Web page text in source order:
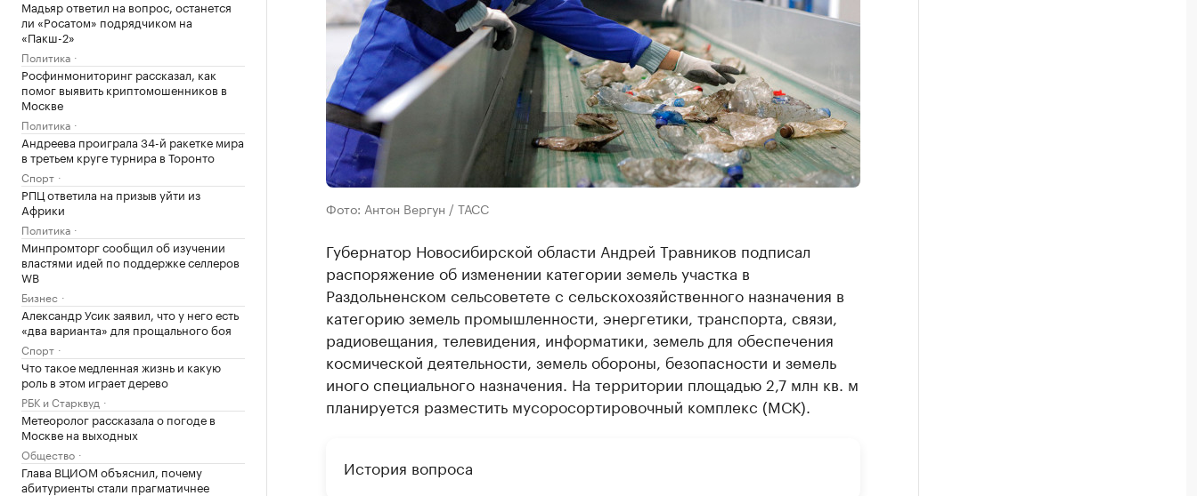
Мадьяр ответил на вопрос, останется
ли «Росатом» подрядчиком на
«Пакш-2»
Политика
Росфинмониторинг рассказал, как
помог выявить криптомошенников в
Москве
Политика
Андреева проиграла 34-й ракетке мира
в третьем круге турнира в Торонто
Спорт
РПЦ ответила на призыв уйти из
Африки
Политика
Минпромторг сообщил об изучении
властями идей по поддержке селлеров
WB
Бизнес
Александр Усик заявил, что у него есть
«два варианта» для прощального боя
Спорт
Что такое медленная жизнь и какую
роль в этом играет дерево
РБК и Старквуд
Метеоролог рассказала о погоде в
Москве на выходных
Общество
Глава ВЦИОМ объяснил, почему
абитуриенты стали прагматичнее
Фото: Антон Вергун / ТАСС
Губернатор Новосибирской области Андрей Травников подписал
распоряжение об изменении категории земель участка в
Раздольненском сельсоветете с сельскохозяйственного назначения в
категорию земель промышленности, энергетики, транспорта, связи,
радиовещания, телевидения, информатики, земель для обеспечения
космической деятельности, земель обороны, безопасности и земель
иного специального назначения. На территории площадью 2,7 млн кв. м
планируется разместить мусоросортировочный комплекс (МСК).
История вопроса